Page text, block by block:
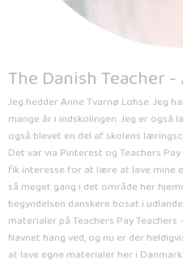
The Danish Teacher
Jeg hedder Anne Tvarnø Lohse. Jeg
mange år i indskolingen. Jeg er
også blevet en del af skolens
Det var via Pinterest og Teachers
fik interesse for at lære at lave mine
så meget gang i det område her
begyndelsen danskere bosat i
materialer på Teachers Pay
Navnet hang ved, og nu er der
at lave egne materialer her i